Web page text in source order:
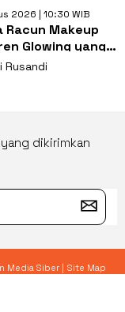
2026 | 10:30 WIB
Racun Makeup
Glowing yang
Kulit Wajah
Rusandi
dikirimkan
Media Siber | Site Map